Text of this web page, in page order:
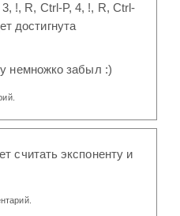
!, R, Ctrl-P, 4, !, R, Ctrl-
достигнута
немножко забыл :)
считать экспоненту и